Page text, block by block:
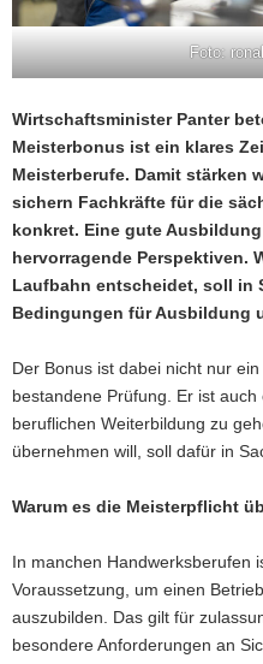
Foto:
Wirtschaftsminister Panter
Meisterbonus ist ein klares
Meisterberufe. Damit stärken
sichern Fachkräfte für die
konkret. Eine gute
hervorragende Perspektiven.
Laufbahn entscheidet, soll in
Bedingungen für Ausbildung
Der Bonus ist dabei nicht nur
bestandene Prüfung. Er ist
beruflichen Weiterbildung zu
übernehmen will, soll dafür in
Warum es die Meisterpflicht
In manchen Handwerksberufen
Voraussetzung, um einen
auszubilden. Das gilt für
besondere Anforderungen an